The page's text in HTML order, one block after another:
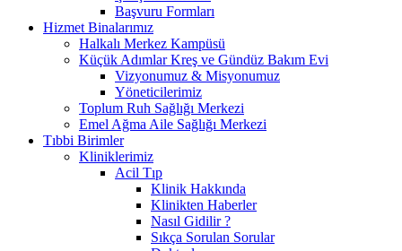
Başvuru Formları
Hizmet Binalarımız
Halkalı Merkez Kampüsü
Küçük Adımlar Kreş ve Gündüz Bakım Evi
Vizyonumuz & Misyonumuz
Yöneticilerimiz
Toplum Ruh Sağlığı Merkezi
Emel Ağma Aile Sağlığı Merkezi
Tıbbi Birimler
Kliniklerimiz
Acil Tıp
Klinik Hakkında
Klinikten Haberler
Nasıl Gidilir ?
Sıkça Sorulan Sorular